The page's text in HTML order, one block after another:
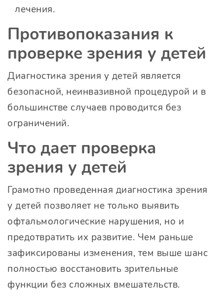
лечения.
Противопоказания к
проверке зрения у детей
Диагностика зрения у детей является
безопасной, неинвазивной процедурой и в
большинстве случаев проводится без
ограничений.
Что дает проверка
зрения у детей
Грамотно проведенная диагностика зрения
у детей позволяет не только выявить
офтальмологические нарушения, но и
предотвратить их развитие. Чем раньше
зафиксированы изменения, тем выше шанс
полностью восстановить зрительные
функции без сложных вмешательств.